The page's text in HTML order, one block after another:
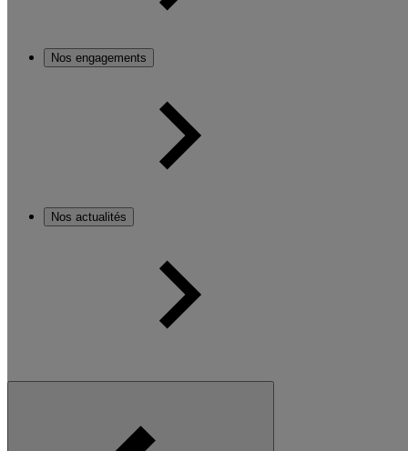
Nos engagements
Nos actualités